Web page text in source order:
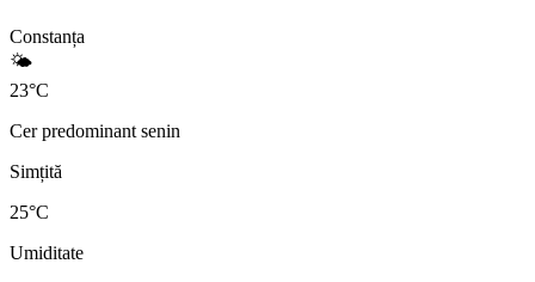
Constanța
🌤️
23°C
Cer predominant senin
Simțită
25°C
Umiditate